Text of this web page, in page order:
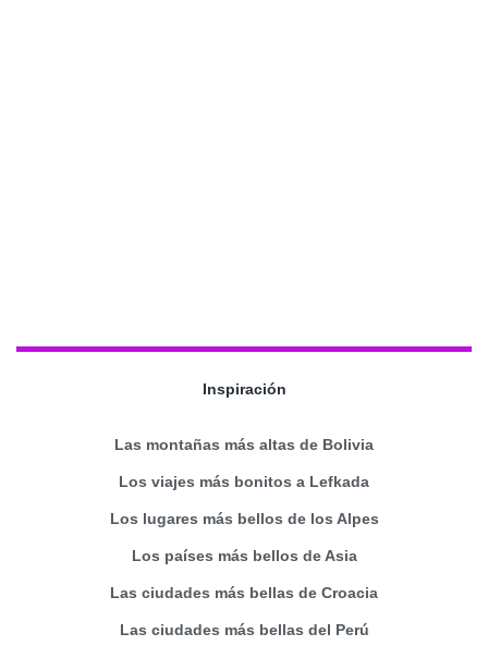
Inspiración
Las montañas más altas de Bolivia
Los viajes más bonitos a Lefkada
Los lugares más bellos de los Alpes
Los países más bellos de Asia
Las ciudades más bellas de Croacia
Las ciudades más bellas del Perú